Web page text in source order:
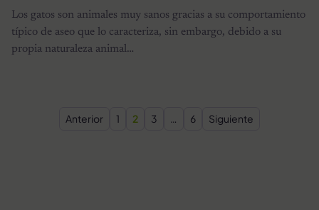
Los gatos son animales muy sanos gracias a su comportamiento
típico de aseo que lo caracteriza, sin embargo, debido a su
propia naturaleza animal…
Paginación de entradas
Anterior 1 2 3 … 6 Siguiente